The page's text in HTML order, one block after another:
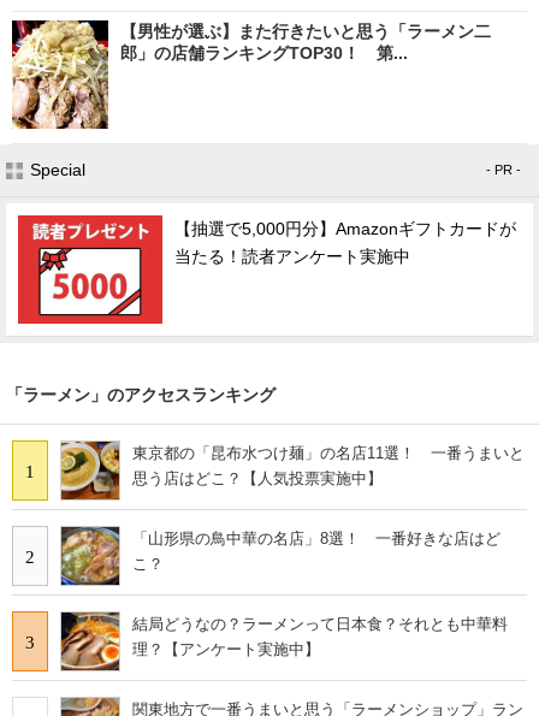
【男性が選ぶ】また行きたいと思う「ラーメン二
郎」の店舗ランキングTOP30！ 第...
Special - PR -
【抽選で5,000円分】Amazonギフトカードが
当たる！読者アンケート実施中
「ラーメン」のアクセスランキング
1
東京都の「昆布水つけ麺」の名店11選！ 一番うまいと
思う店はどこ？【人気投票実施中】
2
「山形県の鳥中華の名店」8選！ 一番好きな店はど
こ？
3
結局どうなの？ラーメンって日本食？それとも中華料
理？【アンケート実施中】
関東地方で一番うまいと思う「ラーメンショップ」ラン